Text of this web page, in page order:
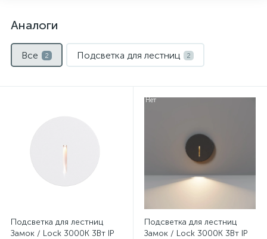
Аналоги
Все 2 Подсветка для лестниц 2
Подсветка для лестниц
Замок / Lock 3000К 3Вт IP
Нет
Подсветка для лестниц
Замок / Lock 3000К 3Вт IP